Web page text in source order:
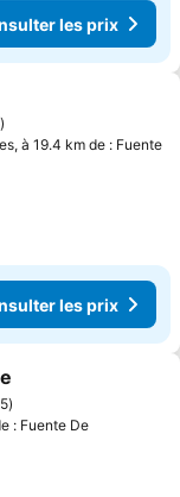
les prix
favoris
à 19.4 km de : Fuente
les prix
favoris
: Fuente De